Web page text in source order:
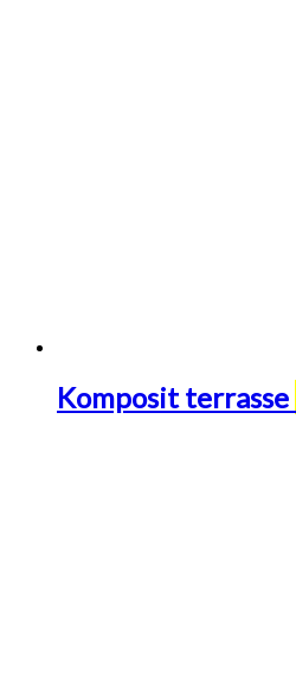
Komposit terrasse